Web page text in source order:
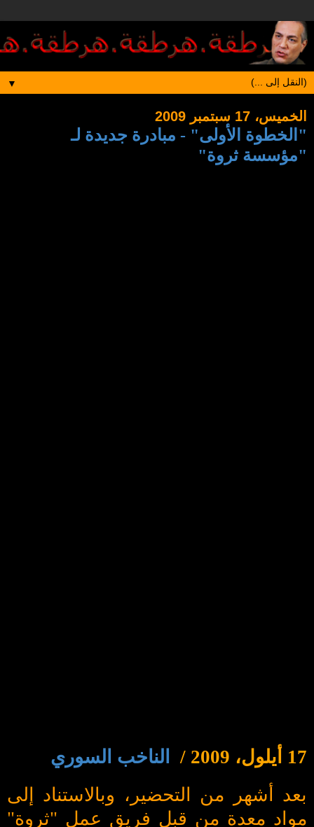
▼
الخميس، 17 سبتمبر 2009
"الخطوة الأولى" - مبادرة جديدة لـ
"مؤسسة ثروة"
17 أيلول، 2009 /
الناخب السوري
بعد أشهر من التحضير، وبالاستناد إلى
مواد معدة من قبل فريق عمل "ثروة"